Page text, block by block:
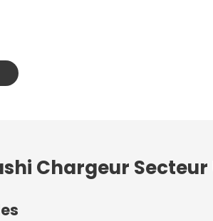
Chargeur Secteur